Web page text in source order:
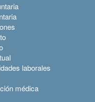
laborales
médica